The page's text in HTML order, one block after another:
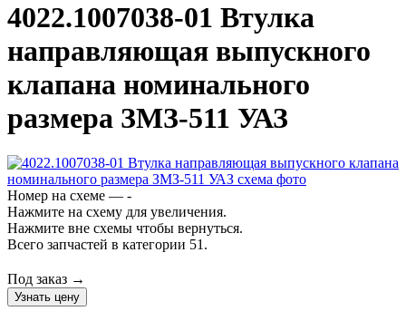
4022.1007038-01 Втулка
направляющая выпускного
клапана номинального
размера ЗМЗ-511 УАЗ
Номер на схеме — -
Нажмите на схему для увеличения.
Нажмите вне схемы чтобы вернуться.
Всего запчастей в категории 51.
Под заказ →
Узнать цену